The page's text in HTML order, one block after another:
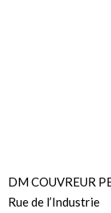
DM COUVREUR
Rue de l’Industrie